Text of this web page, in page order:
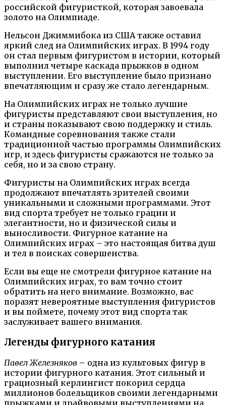
российской фигуристкой, которая завоевала
золото на Олимпиаде.
Нельсон Джиммибока из США также оставил
яркий след на Олимпийских играх. В 1994 году
он стал первым фигуристом в истории, который
выполнил четыре каскада прыжков в одном
выступлении. Его выступление было признано
впечатляющим и сразу же стало легендарным.
На Олимпийских играх не только лучшие
фигуристы представляют свои выступления, но
и страны показывают свою поддержку и стиль.
Командные соревнования также стали
традиционной частью программы Олимпийских
игр, и здесь фигуристы сражаются не только за
себя, но и за свою страну.
Фигуристы на Олимпийских играх всегда
продолжают впечатлять зрителей своими
уникальными и сложными программами. Этот
вид спорта требует не только грации и
элегантности, но и физической силы и
выносливости. Фигурное катание на
Олимпийских играх – это настоящая битва душ
и тел в поисках совершенства.
Если вы еще не смотрели фигурное катание на
Олимпийских играх, то вам точно стоит
обратить на него внимание. Возможно, вас
поразят невероятные выступления фигуристов
и вы поймете, почему этот вид спорта так
заслуживает вашего внимания.
Легенды фигурного катания
Павел Железняков – одна из культовых фигур в
истории фигурного катания. Этот сильный и
грациозный керлингист покорил сердца
миллионов болельщиков своими легендарными
прыжками и драйвовыми выступлениями на